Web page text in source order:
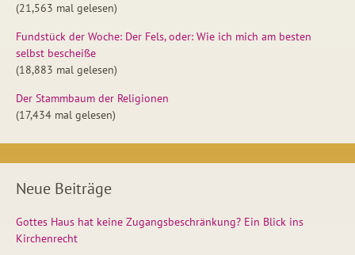
(21,563 mal gelesen)
Fundstück der Woche: Der Fels, oder: Wie ich mich am besten
selbst bescheiße
(18,883 mal gelesen)
Der Stammbaum der Religionen
(17,434 mal gelesen)
Neue Beiträge
Gottes Haus hat keine Zugangsbeschränkung? Ein Blick ins
Kirchenrecht